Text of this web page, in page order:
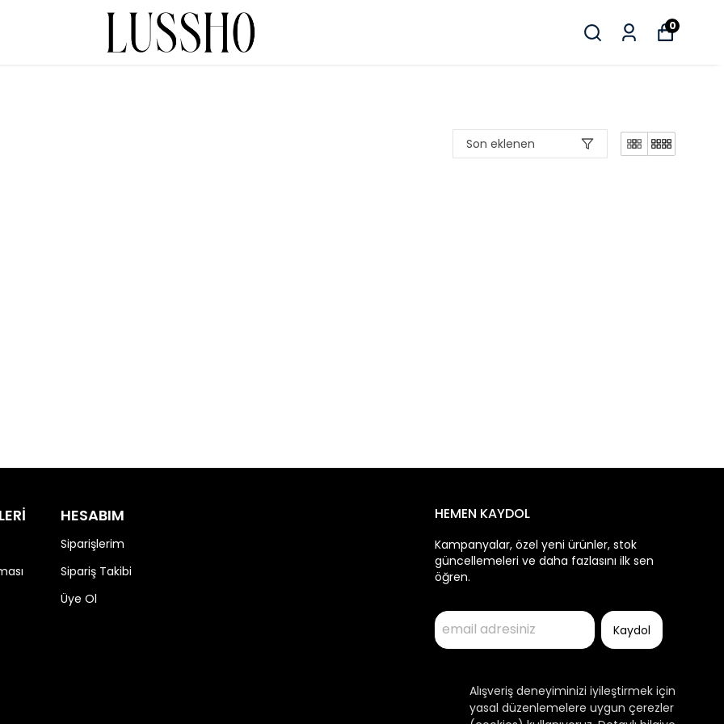
0
Alışveriş deneyiminizi iyileştirmek için
yasal düzenlemelere uygun çerezler
Son eklenen
HESABIM
Siparişlerim
Sipariş Takibi
Üye Ol
HEMEN KAYDOL
Kampanyalar, özel yeni ürünler, stok
güncellemeleri ve daha fazlasını ilk sen
öğren.
Kaydol